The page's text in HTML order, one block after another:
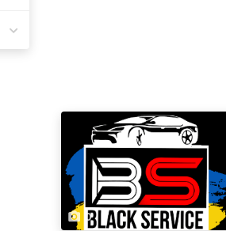
0